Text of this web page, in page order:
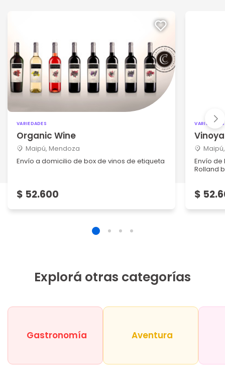
VARIEDADES
Organic Wine
Maipú, Mendoza
Envío a domicilio de box de vinos de etiqueta
$ 52.600
VARIEDADES
Vinoya
Envío
Rolland
$
Explorá otras categorías
Gastronomía Aventura